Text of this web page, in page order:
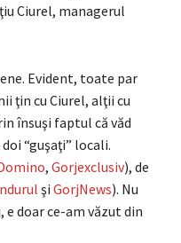
Ciurel, managerul
Evident, toate par
ţin cu Ciurel, alţii cu
însuşi faptul că văd
“guşaţi” locali.
, Gorjexclusiv), de
şi GorjNews). Nu
e doar ce-am văzut din